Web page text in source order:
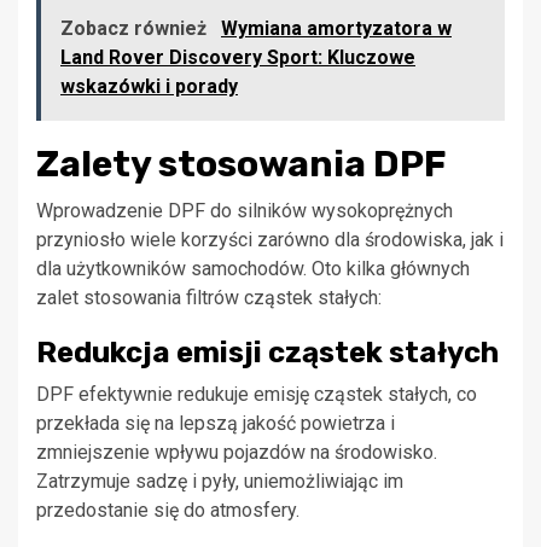
Zobacz również
Wymiana amortyzatora w
Land Rover Discovery Sport: Kluczowe
wskazówki i porady
Zalety stosowania DPF
Wprowadzenie DPF do silników wysokoprężnych
przyniosło wiele korzyści zarówno dla środowiska, jak i
dla użytkowników samochodów. Oto kilka głównych
zalet stosowania filtrów cząstek stałych:
Redukcja emisji cząstek stałych
DPF efektywnie redukuje emisję cząstek stałych, co
przekłada się na lepszą jakość powietrza i
zmniejszenie wpływu pojazdów na środowisko.
Zatrzymuje sadzę i pyły, uniemożliwiając im
przedostanie się do atmosfery.